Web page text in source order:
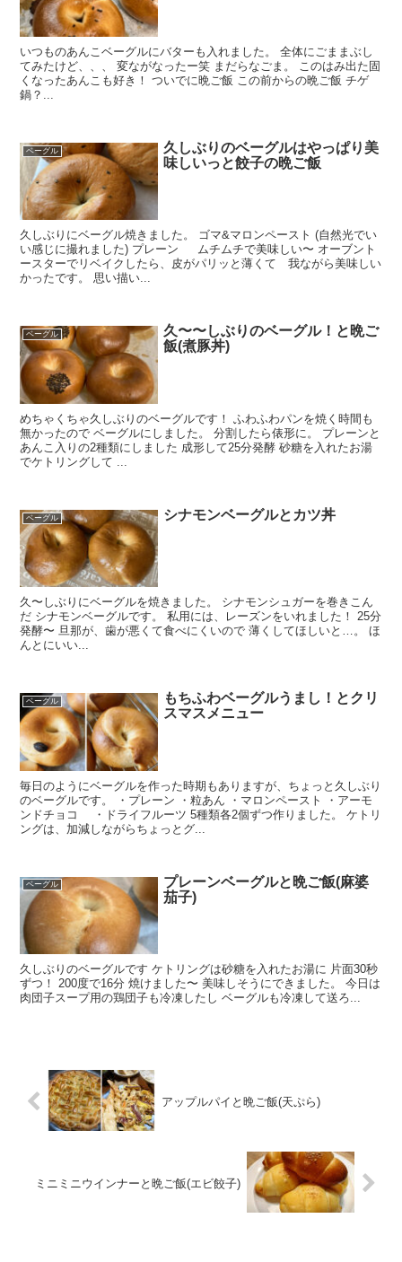
いつものあんこベーグルにバターも入れました。 全体にごままぶし
てみたけど、、、 変ながなったー笑 まだらなごま。 このはみ出た固
くなったあんこも好き！ ついでに晩ご飯 この前からの晩ご飯 チゲ
鍋？...
ベーグル
久しぶりのベーグルはやっぱり美
味しいっと餃子の晩ご飯
久しぶりにベーグル焼きました。 ゴマ&マロンペースト (自然光でい
い感じに撮れました) プレーン ムチムチで美味しい〜 オーブント
ースターでリベイクしたら、皮がパリッと薄くて 我ながら美味しい
かったです。 思い描い...
ベーグル
久〜〜しぶりのベーグル！と晩ご
飯(煮豚丼)
めちゃくちゃ久しぶりのベーグルです！ ふわふわパンを焼く時間も
無かったので ベーグルにしました。 分割したら俵形に。 プレーンと
あんこ入りの2種類にしました 成形して25分発酵 砂糖を入れたお湯
でケトリングして ...
ベーグル シナモンベーグルとカツ丼
久〜しぶりにベーグルを焼きました。 シナモンシュガーを巻きこん
だ シナモンベーグルです。 私用には、レーズンをいれました！ 25分
発酵〜 旦那が、歯が悪くて食べにくいので 薄くしてほしいと…。 ほ
んとにいい...
ベーグル
もちふわベーグルうまし！とクリ
スマスメニュー
毎日のようにベーグルを作った時期もありますが、ちょっと久しぶり
のベーグルです。 ・プレーン ・粒あん ・マロンペースト ・アーモ
ンドチョコ ・ドライフルーツ 5種類各2個ずつ作りました。 ケトリ
ングは、加減しながらちょっとグ...
ベーグル
プレーンベーグルと晩ご飯(麻婆
茄子)
久しぶりのベーグルです ケトリングは砂糖を入れたお湯に 片面30秒
ずつ！ 200度で16分 焼けました〜 美味しそうにできました。 今日は
肉団子スープ用の鶏団子も冷凍したし ベーグルも冷凍して送ろ...
アップルパイと晩ご飯(天ぷら)
ミニミニウインナーと晩ご飯(エビ餃子)